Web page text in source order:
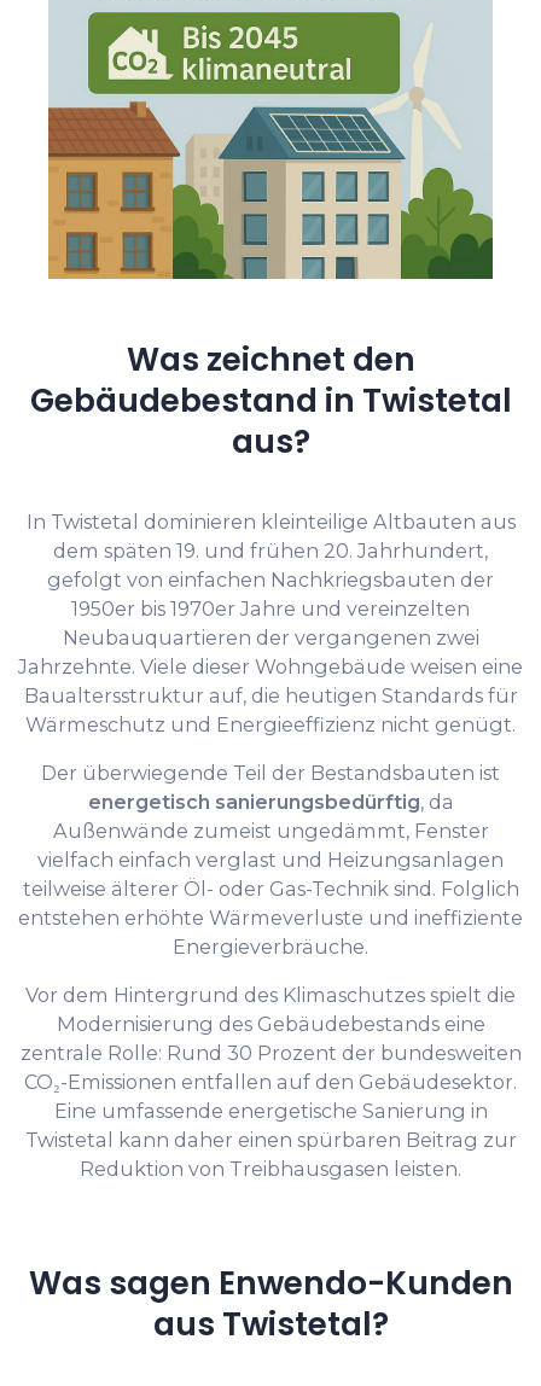
Was zeichnet den
Gebäudebestand in Twistetal
aus?
In Twistetal dominieren kleinteilige Altbauten aus
dem späten 19. und frühen 20. Jahrhundert,
gefolgt von einfachen Nachkriegsbauten der
1950er bis 1970er Jahre und vereinzelten
Neubauquartieren der vergangenen zwei
Jahrzehnte. Viele dieser Wohngebäude weisen eine
Baualtersstruktur auf, die heutigen Standards für
Wärmeschutz und Energieeffizienz nicht genügt.
Der überwiegende Teil der Bestandsbauten ist
energetisch sanierungsbedürftig, da
Außenwände zumeist ungedämmt, Fenster
vielfach einfach verglast und Heizungsanlagen
teilweise älterer Öl- oder Gas-Technik sind. Folglich
entstehen erhöhte Wärmeverluste und ineffiziente
Energieverbräuche.
Vor dem Hintergrund des Klimaschutzes spielt die
Modernisierung des Gebäudebestands eine
zentrale Rolle: Rund 30 Prozent der bundesweiten
CO₂-Emissionen entfallen auf den Gebäudesektor.
Eine umfassende energetische Sanierung in
Twistetal kann daher einen spürbaren Beitrag zur
Reduktion von Treibhausgasen leisten.
Was sagen Enwendo-Kunden
aus Twistetal?